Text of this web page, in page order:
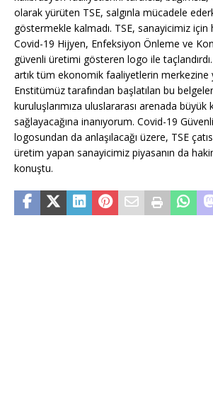
olarak yürüten TSE, salgınla mücadele
göstermekle kalmadı. TSE, sanayicimiz için
Covid-19 Hijyen, Enfeksiyon Önleme ve
güvenli üretimi gösteren logo ile
artık tüm ekonomik faaliyetlerin merkezine
Enstitümüz tarafından başlatılan bu
kuruluşlarımıza uluslararası arenada büyük
sağlayacağına inanıyorum. Covid-19
logosundan da anlaşılacağı üzere, TSE
üretim yapan sanayicimiz piyasanın da
konuştu.